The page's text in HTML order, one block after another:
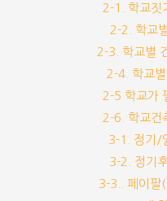
2-1. 학교짓
2-2. 학교
2-3. 학교별
2-4. 학교
2-5 학교가
2-6. 학교건
3-1. 정기/
3-2. 정기
3-3.. 페이팔